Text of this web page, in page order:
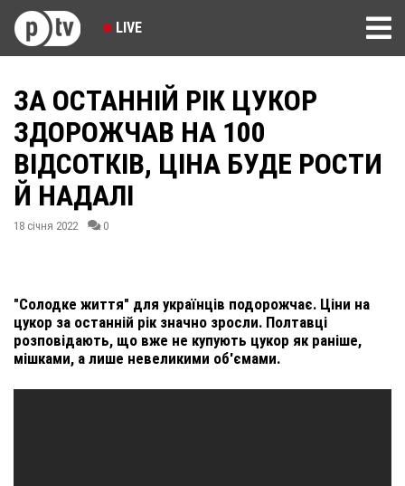
LIVE
ЗА ОСТАННІЙ РІК ЦУКОР
ЗДОРОЖЧАВ НА 100
ВІДСОТКІВ, ЦІНА БУДЕ РОСТИ
Й НАДАЛІ
18 січня 2022 0
"Солодке життя" для українців подорожчає. Ціни на
цукор за останній рік значно зросли. Полтавці
розповідають, що вже не купують цукор як раніше,
мішками, а лише невеликими об'ємами.